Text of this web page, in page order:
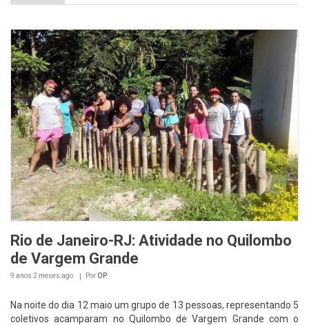
Rio de Janeiro-RJ: Atividade no Quilombo
de Vargem Grande
9 anos 2 meses ago Por OP
Na noite do dia 12 maio um grupo de 13 pessoas, representando 5
coletivos acamparam no Quilombo de Vargem Grande com o